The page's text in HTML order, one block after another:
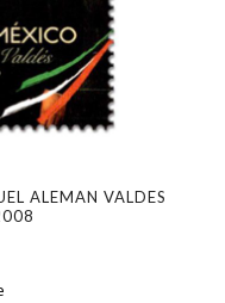
ALEMAN VALDES